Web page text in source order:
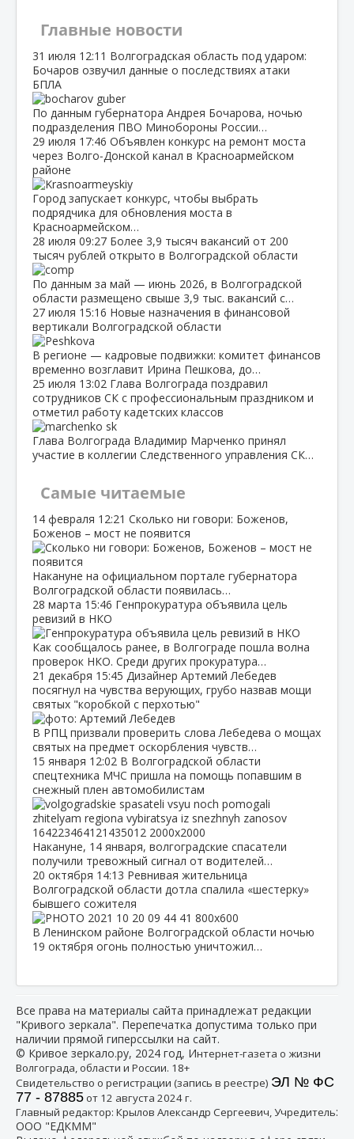
Главные новости
31 июля 12:11 Волгоградская область под ударом:
Бочаров озвучил данные о последствиях атаки
БПЛА
По данным губернатора Андрея Бочарова, ночью
подразделения ПВО Минобороны России…
29 июля 17:46 Объявлен конкурс на ремонт моста
через Волго‑Донской канал в Красноармейском
районе
Город запускает конкурс, чтобы выбрать
подрядчика для обновления моста в
Красноармейском…
28 июля 09:27 Более 3,9 тысяч вакансий от 200
тысяч рублей открыто в Волгоградской области
По данным за май — июнь 2026, в Волгоградской
области размещено свыше 3,9 тыс. вакансий с…
27 июля 15:16 Новые назначения в финансовой
вертикали Волгоградской области
В регионе — кадровые подвижки: комитет финансов
временно возглавит Ирина Пешкова, до…
25 июля 13:02 Глава Волгограда поздравил
сотрудников СК с профессиональным праздником и
отметил работу кадетских классов
Глава Волгограда Владимир Марченко принял
участие в коллегии Следственного управления СК…
Самые читаемые
14 февраля 12:21 Сколько ни говори: Боженов,
Боженов – мост не появится
Накануне на официальном портале губернатора
Волгоградской области появилась…
28 марта 15:46 Генпрокуратура объявила цель
ревизий в НКО
Как сообщалось ранее, в Волгограде пошла волна
проверок НКО. Среди других прокуратура…
21 декабря 15:45 Дизайнер Артемий Лебедев
посягнул на чувства верующих, грубо назвав мощи
святых "коробкой с перхотью"
В РПЦ призвали проверить слова Лебедева о мощах
святых на предмет оскорбления чувств…
15 января 12:02 В Волгоградской области
спецтехника МЧС пришла на помощь попавшим в
снежный плен автомобилистам
Накануне, 14 января, волгоградские спасатели
получили тревожный сигнал от водителей…
20 октября 14:13 Ревнивая жительница
Волгоградской области дотла спалила «шестерку»
бывшего сожителя
В Ленинском районе Волгоградской области ночью
19 октября огонь полностью уничтожил…
Все права на материалы сайта принадлежат редакции
"Кривого зеркала". Перепечатка допустима только при
наличии прямой гиперссылки на сайт.
© Кривое зеркало.ру, 2024 год, Интернет-газета о жизни
Волгограда, области и России. 18+
Свидетельство о регистрации (запись в реестре) ЭЛ № ФС
77 - 87885от 12 августа 2024 г.
Главный редактор: Крылов Александр Сергеевич, Учредитель:
ООО "ЕДКММ"